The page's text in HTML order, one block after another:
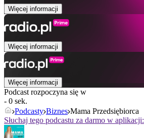
Więcej informacji
Więcej informacji
Więcej informacji
Podcast rozpoczyna się w
- 0 sek.
Podcasty Biznes Mama Przedsiębiorca
Słuchaj tego podcastu za darmo w aplikacji: